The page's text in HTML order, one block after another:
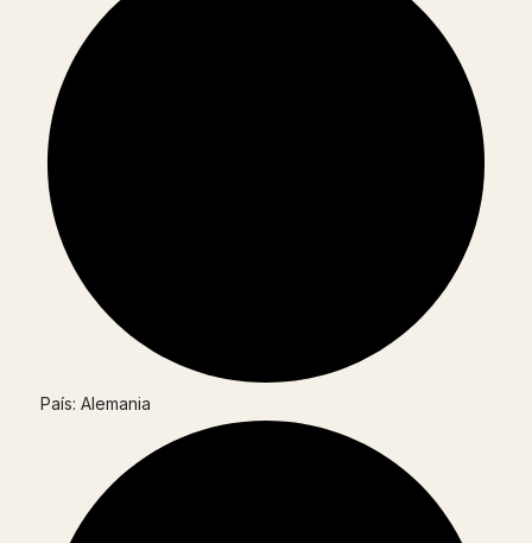
País: Alemania